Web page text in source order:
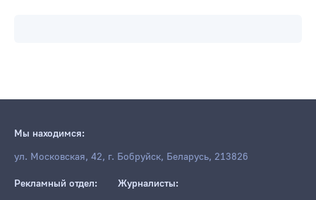
Мы находимся:
ул. Московская, 42, г. Бобруйск, Беларусь, 213826
Рекламный отдел:
Журналисты: